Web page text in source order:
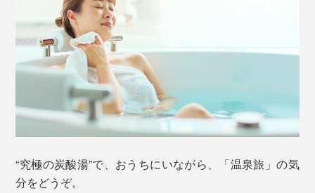
“究極の炭酸湯”で、おうちにいながら、「温泉旅」の気
分をどうぞ。